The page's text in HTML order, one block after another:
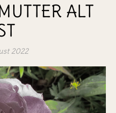
ALT
2022